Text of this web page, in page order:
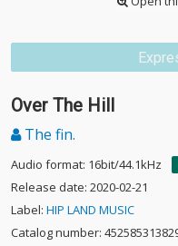
Over The Hill
The fin.
Audio format: 16bit/44.1kHz
Release date: 2020-02-21
Label: HIP LAND MUSIC
Catalog number: